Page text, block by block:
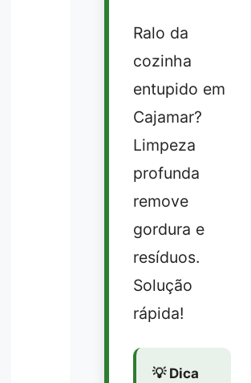
Ralo da
cozinha
entupido em
Cajamar?
Limpeza
profunda
remove
gordura e
resíduos.
Solução
rápida!
💡 Dica